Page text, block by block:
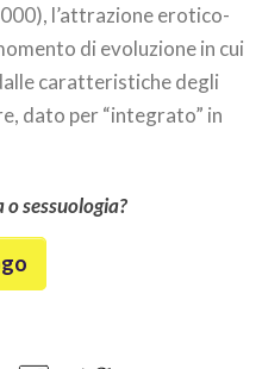
l’attrazione erotico-
di evoluzione in cui
caratteristiche degli
dato per “integrato” in
sessuologia?